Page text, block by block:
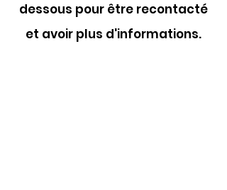
dessous pour être recontacté
et avoir plus d'informations.